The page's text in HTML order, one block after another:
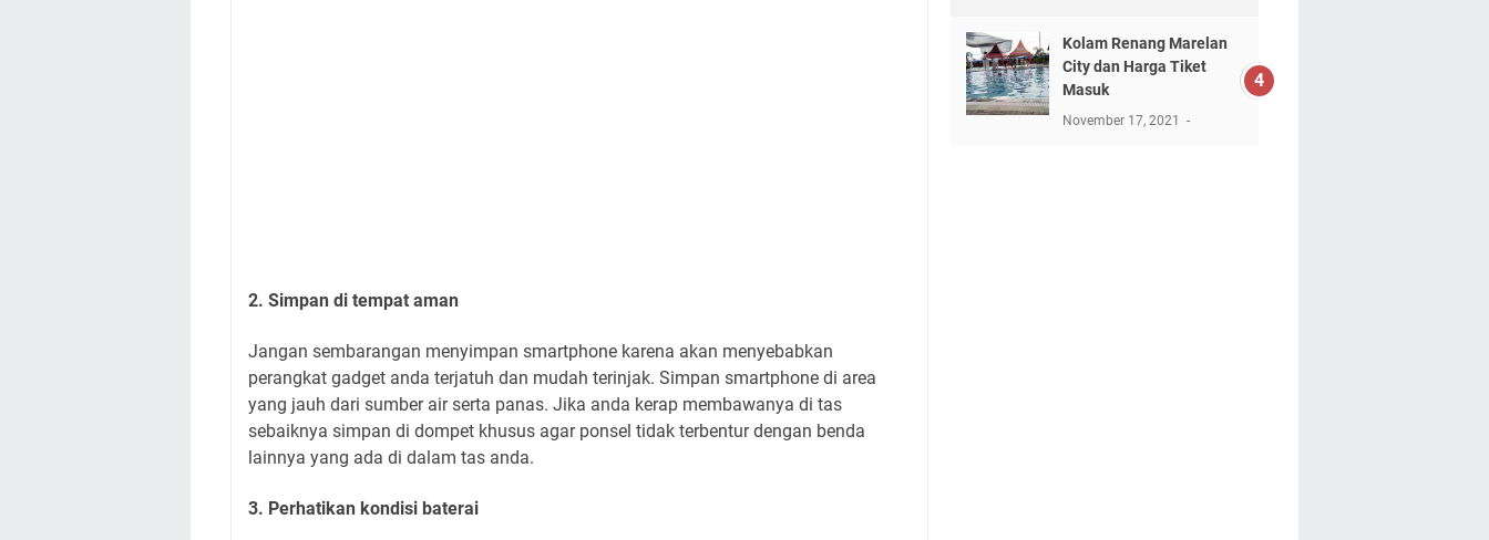
2. Simpan di tempat aman
Jangan sembarangan menyimpan smartphone karena akan menyebabkan
perangkat gadget anda terjatuh dan mudah terinjak. Simpan smartphone di area
yang jauh dari sumber air serta panas. Jika anda kerap membawanya di tas
sebaiknya simpan di dompet khusus agar ponsel tidak terbentur dengan benda
lainnya yang ada di dalam tas anda.
3. Perhatikan kondisi baterai
Kolam Renang Marelan
City dan Harga Tiket
Masuk
November 17, 2021